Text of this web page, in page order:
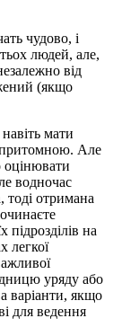
чудово, і
людей, але,
від
(якщо
мати
притомною. Але
оцінювати
водночас
тоді отримана
на
легкої
уряду або
варіанти, якщо
для ведення